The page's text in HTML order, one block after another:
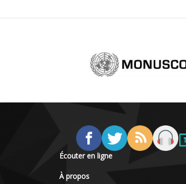
Écouter en ligne
À propos